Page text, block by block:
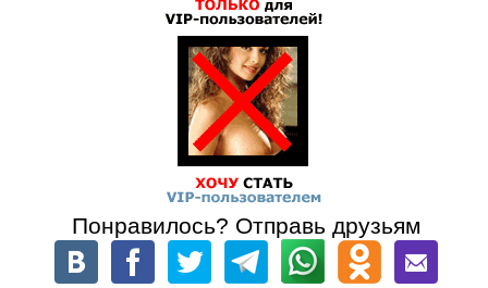
Понравилось? Отправь друзьям